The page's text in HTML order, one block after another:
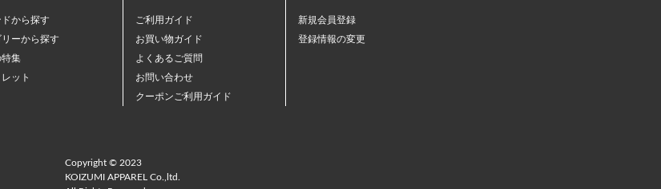
ドから探す
リーから探す
集
ット
ご利用ガイド
お買い物ガイド
よくあるご質問
お問い合わせ
クーポンご利用ガイド
新規会員登録
登録情報の変更
Copyright © 2023
KOIZUMI APPAREL Co.,ltd.